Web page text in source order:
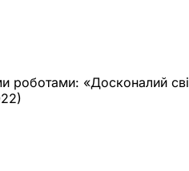
«Досконалий